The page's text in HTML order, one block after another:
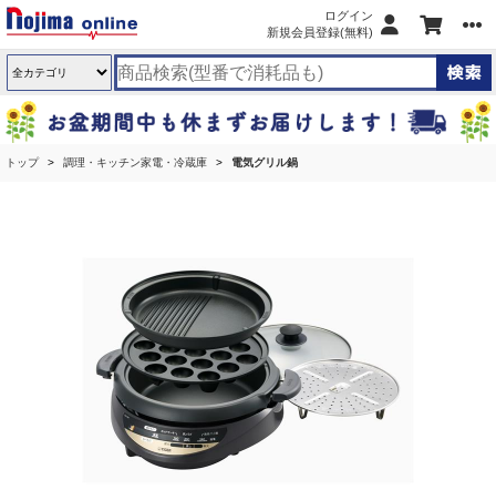
ログイン
新規会員登録(無料)
トップ 調理・キッチン家電・冷蔵庫 電気グリル鍋